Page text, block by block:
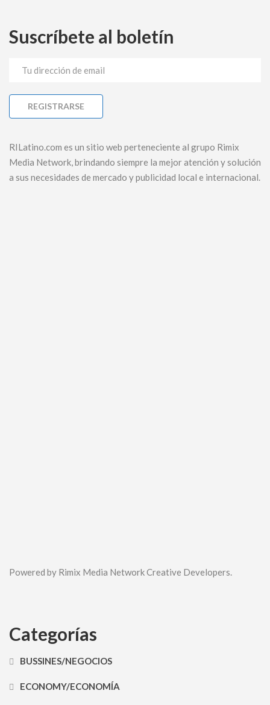
Suscríbete al boletín
RILatino.com es un sitio web perteneciente al grupo Rimix
Media Network, brindando siempre la mejor atención y solución
a sus necesidades de mercado y publicidad local e internacional.
Powered by Rimix Media Network Creative Developers.
Categorías
BUSSINES/NEGOCIOS
ECONOMY/ECONOMÍA